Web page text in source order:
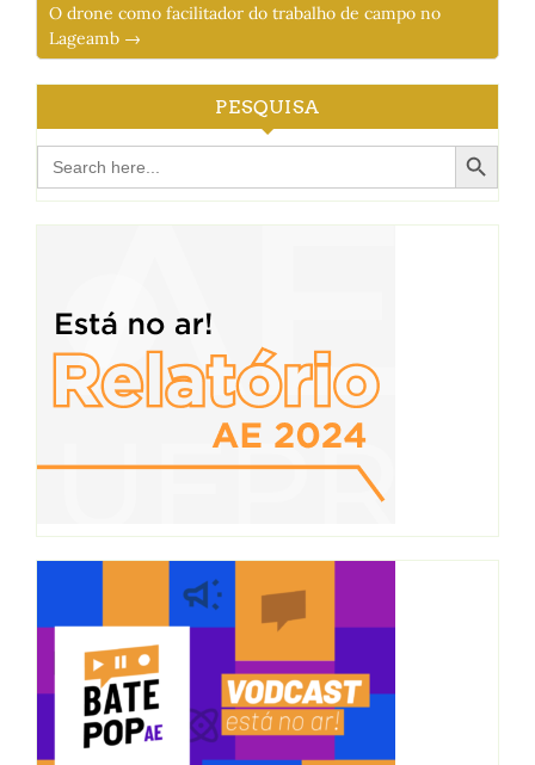
O drone como facilitador do trabalho de campo no
Lageamb →
PESQUISA
Search
for:
Search Button